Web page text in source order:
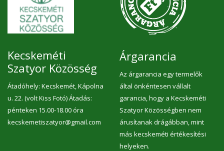
Kecskeméti
Szatyor Közösség
Átadóhely: Kecskemét, Kápolna
u. 22. (volt Kiss Fotó) Átadás:
pénteken 15.00-18.00 óra
kecskemetiszatyor@gmail.com
Árgarancia
Az árgarancia egy termelők
által önkéntesen vállalt
garancia, hogy a Kecskeméti
Szatyor Közösségben nem
árusítanak drágábban, mint
más kecskeméti értékesítési
helyeken.